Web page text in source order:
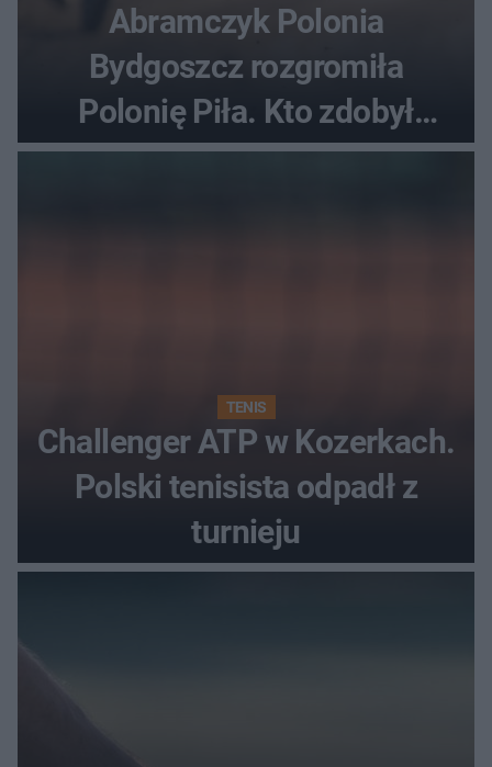
Abramczyk Polonia
Bydgoszcz rozgromiła
Polonię Piła. Kto zdobył
najwięcej punktów?
TENIS
Challenger ATP w Kozerkach.
Polski tenisista odpadł z
turnieju